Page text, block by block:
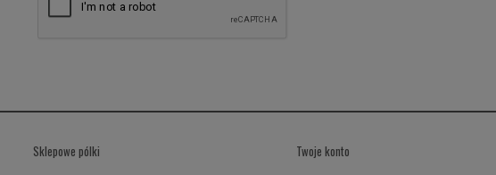
Sklepowe pólki Twoje konto